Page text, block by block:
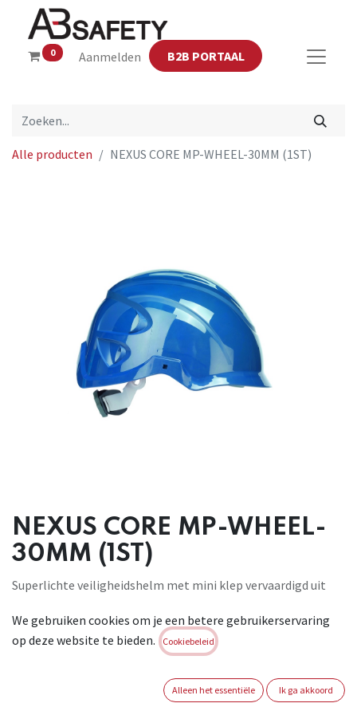
0 Aanmelden B2B PORTAAL
Alle producten NEXUS CORE MP-WHEEL-30MM (1ST)
NEXUS CORE MP-WHEEL-
30MM (1ST)
Superlichte veiligheidshelm met mini klep vervaardigd uit
ABS, voor een hogere bescherming tegen lage temperaturen
tot -40° en
zicht met behoud van comfort en veiligheid. Met 6-punts
We gebruiken cookies om je een betere gebruikerservaring
op deze website te bieden.
Cookiebeleid
Alleen het essentiële Ik ga akkoord